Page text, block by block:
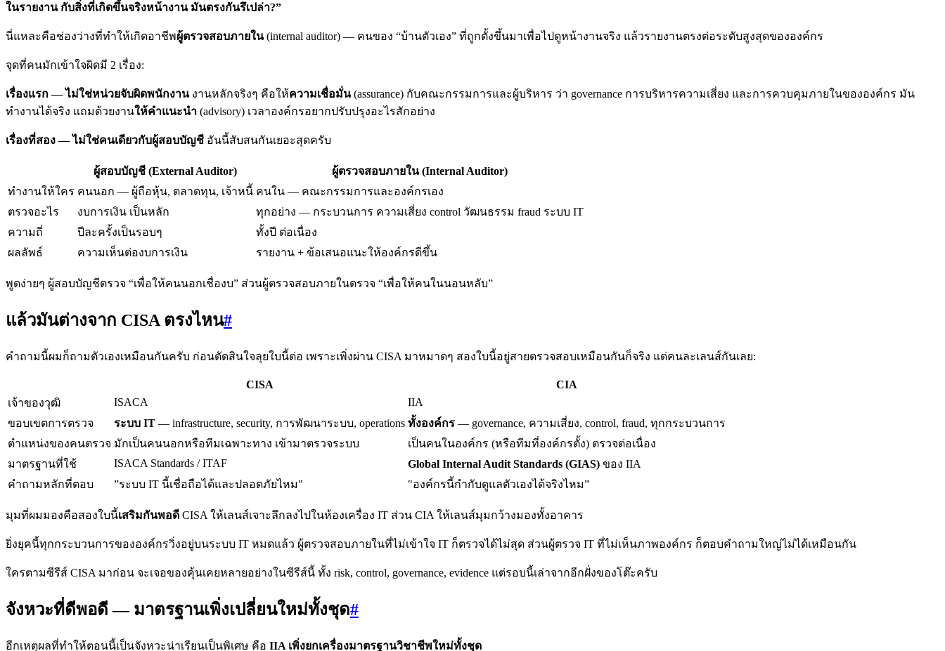
ในรายงาน กับสิ่งที่เกิดขึ้นจริงหน้างาน มันตรงกันรึเปล่า?”
นี่แหละคือช่องว่างที่ทำให้เกิดอาชีพผู้ตรวจสอบภายใน(internal auditor) — คนของ “บ้านตัวเอง” ที่ถูกตั้งขึ้นมาเพื่อไปดูหน้างานจริง แล้วรายงานตรงต่อระดับสูงสุดขององค์กร
จุดที่คนมักเข้าใจผิดมี 2 เรื่อง:
เรื่องแรก — ไม่ใช่หน่วยจับผิดพนักงานงานหลักจริงๆ คือให้ความเชื่อมั่น(assurance) กับคณะกรรมการและผู้บริหาร ว่า governance การบริหารความเสี่ยง และการควบคุมภายในขององค์กร มัน
ทำงานได้จริง แถมด้วยงานให้คำแนะนำ (advisory) เวลาองค์กรอยากปรับปรุงอะไรสักอย่าง
เรื่องที่สอง — ไม่ใช่คนเดียวกับผู้สอบบัญชี อันนี้สับสนกันเยอะสุดครับ
ผู้สอบบัญชี (External Auditor)
ผู้ตรวจสอบภายใน (Internal Auditor)
ทำงานให้ใคร คนนอก — ผู้ถือหุ้น, ตลาดทุน, เจ้าหนี้ คนใน — คณะกรรมการและองค์กรเอง
ตรวจอะไร
งบการเงิน เป็นหลัก
ทุกอย่าง — กระบวนการ ความเสี่ยง control วัฒนธรรม fraud ระบบ IT
ความถี่
ปีละครั้งเป็นรอบๆ
ทั้งปี ต่อเนื่อง
ผลลัพธ์
ความเห็นต่องบการเงิน รายงาน + ข้อเสนอแนะให้องค์กรดีขึ้น
พูดง่ายๆ ผู้สอบบัญชีตรวจ “เพื่อให้คนนอกเชื่องบ” ส่วนผู้ตรวจสอบภายในตรวจ “เพื่อให้คนในนอนหลับ”
แล้วมันต่างจาก CISA ตรงไหน#
คำถามนี้ผมก็ถามตัวเองเหมือนกันครับ ก่อนตัดสินใจลุยใบนี้ต่อ เพราะเพิ่งผ่าน CISA มาหมาดๆ สองใบนี้อยู่สายตรวจสอบเหมือนกันก็จริง แต่คนละเลนส์กันเลย:
CISA
CIA
เจ้าของวุฒิ
ISACA
IIA
ขอบเขตการตรวจ
ระบบ IT — infrastructure, security, การพัฒนาระบบ, operations ทั้งองค์กร — governance, ความเสี่ยง, control, fraud, ทุกกระบวนการ
ตำแหน่งของคนตรวจ มักเป็นคนนอกหรือทีมเฉพาะทาง เข้ามาตรวจระบบ
เป็นคนในองค์กร (หรือทีมที่องค์กรตั้ง) ตรวจต่อเนื่อง
มาตรฐานที่ใช้
ISACA Standards / ITAF Global Internal Audit Standards (GIAS) ของ IIA
คำถามหลักที่ตอบ
”ระบบ IT นี้เชื่อถือได้และปลอดภัยไหม" "องค์กรนี้กำกับดูแลตัวเองได้จริงไหม”
มุมที่ผมมองคือสองใบนี้เสริมกันพอดี CISA ให้เลนส์เจาะลึกลงไปในห้องเครื่อง IT ส่วน CIA ให้เลนส์มุมกว้างมองทั้งอาคาร
ยิ่งยุคนี้ทุกกระบวนการขององค์กรวิ่งอยู่บนระบบ IT หมดแล้ว ผู้ตรวจสอบภายในที่ไม่เข้าใจ IT ก็ตรวจได้ไม่สุด ส่วนผู้ตรวจ IT ที่ไม่เห็นภาพองค์กร ก็ตอบคำถามใหญ่ไม่ได้เหมือนกัน
ใครตามซีรีส์ CISA มาก่อน จะเจอของคุ้นเคยหลายอย่างในซีรีส์นี้ ทั้ง risk, control, governance, evidence แต่รอบนี้เล่าจากอีกฝั่งของโต๊ะครับ
จังหวะที่ดีพอดี — มาตรฐานเพิ่งเปลี่ยนใหม่ทั้งชุด#
อีกเหตุผลที่ทำให้ตอนนี้เป็นจังหวะน่าเรียนเป็นพิเศษ คือ IIA เพิ่งยกเครื่องมาตรฐานวิชาชีพใหม่ทั้งชุด